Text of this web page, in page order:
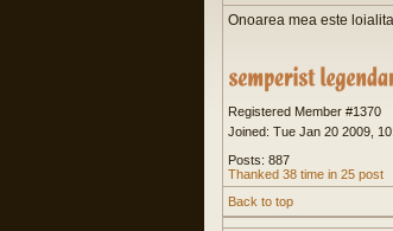
Onoarea mea este
Registered Member #1370
Joined: Tue Jan 20 2009,
Posts: 887
Thanked 38 time in 25 post
Back to top